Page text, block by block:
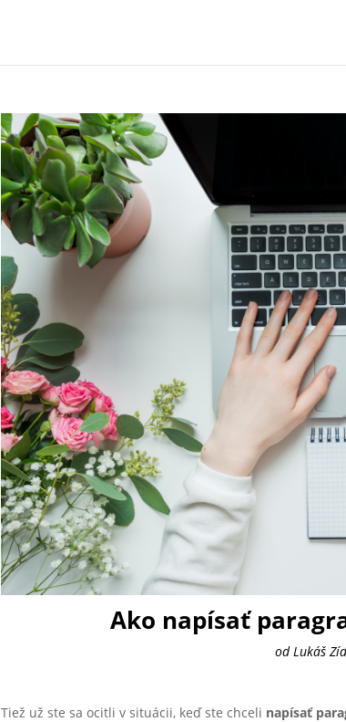
Ako napísať
odLukáš
Tiež už ste sa ocitli v situácii, keď ste chceli napísať